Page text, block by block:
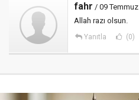
fahr / 09
Allah razı olsun.
Yanıtla (0)